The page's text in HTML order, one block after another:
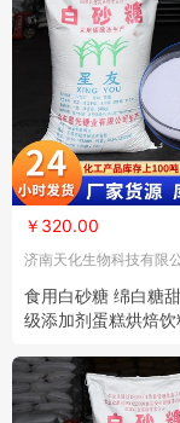
￥320.00
济南天化生物科技有限
食用白砂糖 绵白糖
级添加剂蛋糕烘焙饮